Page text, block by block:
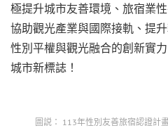
極提升城市友善環境、旅宿業
協助觀光產業與國際接軌、提
性別平權與觀光融合的創新實
城市新標誌！
圖説： 113年性別友善旅宿認證計